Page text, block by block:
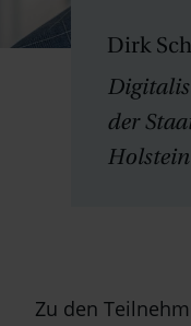
Dirk
der
Holstein
Zu den